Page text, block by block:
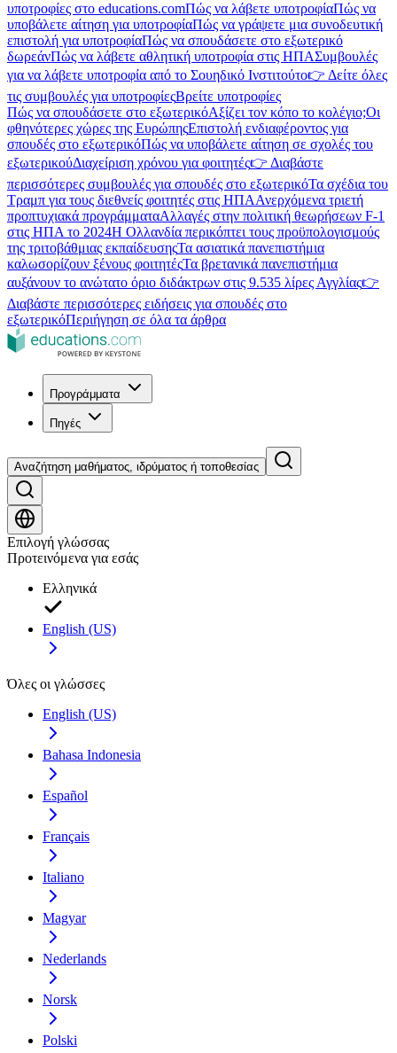
υποτροφίες στο educations.comΠώς να λάβετε υποτροφίαΠώς να
υποβάλετε αίτηση για υποτροφίαΠώς να γράψετε μια συνοδευτική
επιστολή για υποτροφίαΠώς να σπουδάσετε στο εξωτερικό
δωρεάνΠώς να λάβετε αθλητική υποτροφία στις ΗΠΑΣυμβουλές
για να λάβετε υποτροφία από το Σουηδικό Ινστιτούτο👉 Δείτε όλες
τις συμβουλές για υποτροφίεςΒρείτε υποτροφίες
Πώς να σπουδάσετε στο εξωτερικόΑξίζει τον κόπο το κολέγιο;Οι
φθηνότερες χώρες της ΕυρώπηςΕπιστολή ενδιαφέροντος για
σπουδές στο εξωτερικόΠώς να υποβάλετε αίτηση σε σχολές του
εξωτερικούΔιαχείριση χρόνου για φοιτητές👉 Διαβάστε
περισσότερες συμβουλές για σπουδές στο εξωτερικόΤα σχέδια του
Τραμπ για τους διεθνείς φοιτητές στις ΗΠΑΑνερχόμενα τριετή
προπτυχιακά προγράμματαΑλλαγές στην πολιτική θεωρήσεων F-1
στις ΗΠΑ το 2024Η Ολλανδία περικόπτει τους προϋπολογισμούς
της τριτοβάθμιας εκπαίδευσηςΤα ασιατικά πανεπιστήμια
καλωσορίζουν ξένους φοιτητέςΤα βρετανικά πανεπιστήμια
αυξάνουν το ανώτατο όριο διδάκτρων στις 9.535 λίρες Αγγλίας👉
Διαβάστε περισσότερες ειδήσεις για σπουδές στο
εξωτερικόΠεριήγηση σε όλα τα άρθρα
Προγράμματα
Πηγές
Αναζήτηση μαθήματος, ιδρύματος ή τοποθεσίας
Επιλογή γλώσσας
Προτεινόμενα για εσάς
Ελληνικά
English (US)
Όλες οι γλώσσες
English (US)
Bahasa Indonesia
Español
Français
Italiano
Magyar
Nederlands
Norsk
Polski